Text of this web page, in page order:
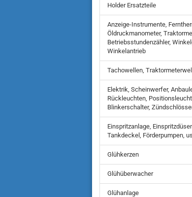
Holder Ersatzteile
Anzeige-Instrumente,
Öldruckmanometer,
Betriebsstundenzähler,
Winkelantrieb
Tachowellen,
Elektrik, Scheinwerfer,
Rückleuchten,
Blinkerschalter,
Einspritzanlage,
Tankdeckel, Förderpumpen,
Glühkerzen
Glühüberwacher
Glühanlage